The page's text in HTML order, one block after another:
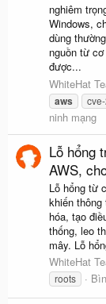
nghiêm
Windows,
dùng
nguồn từ
được...
WhiteHat
aws
ninh mạng
Lỗ hổng
AWS,
Lỗ hổng từ
khiến thông
hóa, tạo
thống, leo
mây. Lỗ
WhiteHat
roots